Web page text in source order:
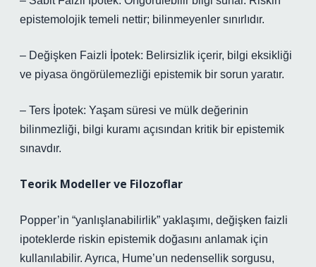
epistemolojik temeli nettir; bilinmeyenler sınırlıdır.
– Değişken Faizli İpotek: Belirsizlik içerir, bilgi eksikliği
ve piyasa öngörülemezliği epistemik bir sorun yaratır.
– Ters İpotek: Yaşam süresi ve mülk değerinin
bilinmezliği, bilgi kuramı açısından kritik bir epistemik
sınavdır.
Teorik Modeller ve Filozoflar
Popper’in “yanlışlanabilirlik” yaklaşımı, değişken faizli
ipoteklerde riskin epistemik doğasını anlamak için
kullanılabilir. Ayrıca, Hume’un nedensellik sorgusu,